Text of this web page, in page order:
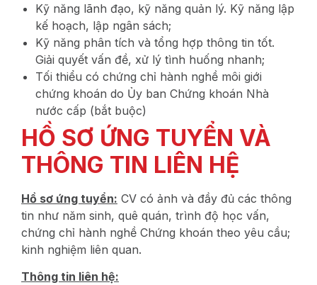
Kỹ năng lãnh đạo, kỹ năng quản lý. Kỹ năng lập
kế hoạch, lập ngân sách;
Kỹ năng phân tích và tổng hợp thông tin tốt.
Giải quyết vấn đề, xử lý tình huống nhanh;
Tối thiểu có chứng chỉ hành nghề môi giới
chứng khoán do Ủy ban Chứng khoán Nhà
nước cấp (bắt buộc)
HỒ SƠ ỨNG TUYỂN VÀ
THÔNG TIN LIÊN HỆ
Hồ sơ ứng tuyển: CV có ảnh và đầy đủ các thông
tin như năm sinh, quê quán, trình độ học vấn,
chứng chỉ hành nghề Chứng khoán theo yêu cầu;
kinh nghiệm liên quan.
Thông tin liên hệ: